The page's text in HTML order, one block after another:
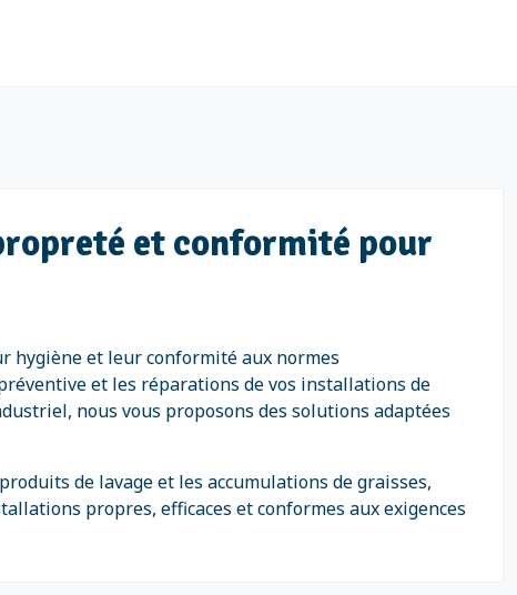
et conformité pour
hygiène et leur conformité aux normes
et les réparations de vos installations de
nous vous proposons des solutions adaptées
de lavage et les accumulations de graisses,
propres, efficaces et conformes aux exigences